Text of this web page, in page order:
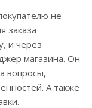
не
заказа
и через
магазина. Он
вопросы,
А также